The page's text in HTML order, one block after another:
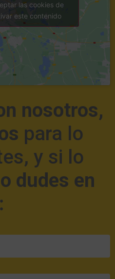
las cookies de
este contenido
nosotros,
para lo
y si lo
dudes en